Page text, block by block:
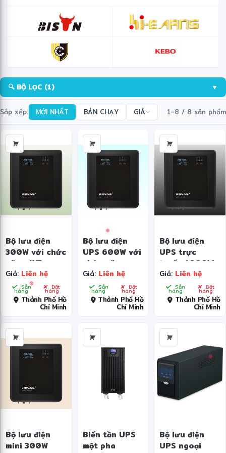
🔍 BỘ LỌC (1) ▼
Sắp xếp: MỚI NHẤT BÁN CHẠY GIÁ 1–8 / 8 sản phẩm
Bộ lưu điện
300W với chức
năng AVR
(Điều chỉnh
điện áp tự
động)
Giá: Liên hệ
Sẵn
hàng Đặt
hàng
Thành Phố Hồ
Chí Minh
Bộ lưu điện
UPS 600W với
chức năng
điều chỉnh điện
áp tự động
(AVR) và bảo
vệ chống sét
Giá: Liên hệ
Sẵn
hàng Đặt
hàng
Thành Phố Hồ
Chí Minh
Bộ lưu điện
UPS trực
tuyến 1000W
với đầu ra
sóng sin
thuần túy
dành cho thiết
Giá: Liên hệ
Sẵn
hàng Đặt
hàng
Thành Phố Hồ
Chí Minh
Bộ lưu điện
mini 300W
Biến tần UPS
một pha
Bộ lưu điện
UPS ngoại